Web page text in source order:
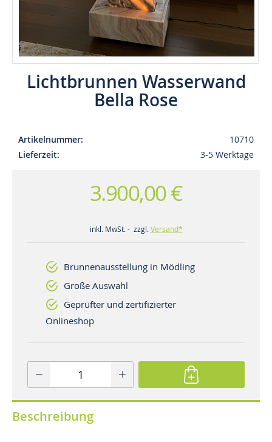
Lichtbrunnen Wasserwand
Bella Rose
Artikelnummer
10710
Lieferzeit
3-5 Werktage
3.900,00 €
inkl. MwSt. - zzgl.Versand*
Brunnenausstellung in Mödling
Große Auswahl
Geprüfter und zertifizierter
Onlineshop
Beschreibung